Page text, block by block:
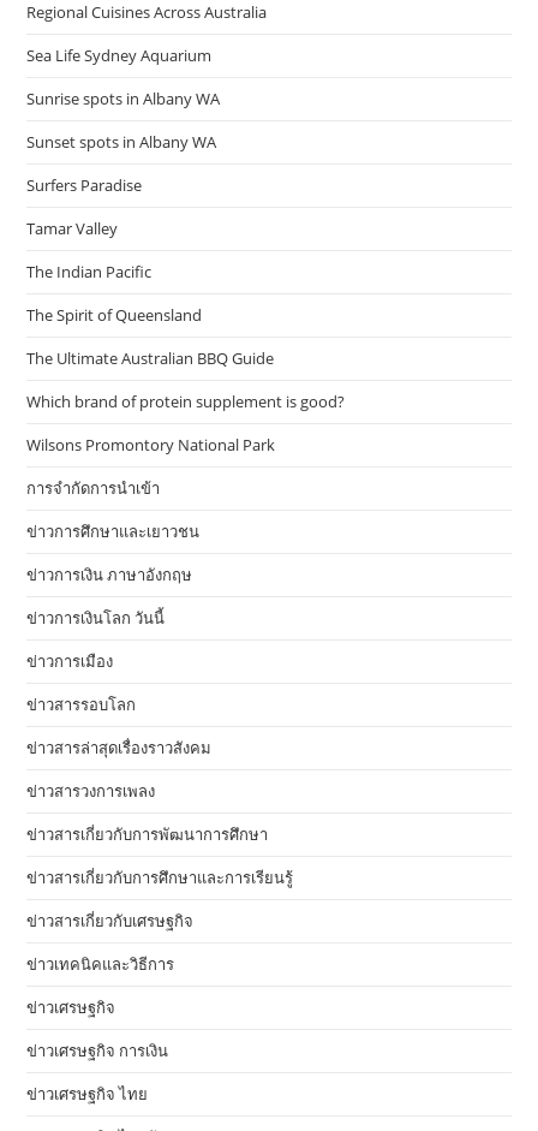
Regional Cuisines Across Australia
Sea Life Sydney Aquarium
Sunrise spots in Albany WA
Sunset spots in Albany WA
Surfers Paradise
Tamar Valley
The Indian Pacific
The Spirit of Queensland
The Ultimate Australian BBQ Guide
Which brand of protein supplement is good?
Wilsons Promontory National Park
การจำกัดการนำเข้า
ข่าวการศึกษาและเยาวชน
ข่าวการเงิน ภาษาอังกฤษ
ข่าวการเงินโลก วันนี้
ข่าวการเมือง
ข่าวสารรอบโลก
ข่าวสารล่าสุดเรื่องราวสังคม
ข่าวสารวงการเพลง
ข่าวสารเกี่ยวกับการพัฒนาการศึกษา
ข่าวสารเกี่ยวกับการศึกษาและการเรียนรู้
ข่าวสารเกี่ยวกับเศรษฐกิจ
ข่าวเทคนิคและวิธีการ
ข่าวเศรษฐกิจ
ข่าวเศรษฐกิจ การเงิน
ข่าวเศรษฐกิจ ไทย